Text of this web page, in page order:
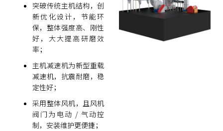
突破传统主机结构，创
新优化设计，节能环
保，整体强度高、刚性
好，大大提高研磨效
率；
主机减速机为新型重载
减速机，抗震耐磨，稳
定性好；
采用整体风机，且风机
阀门为电动 / 气动控
制，安装维护更便捷；